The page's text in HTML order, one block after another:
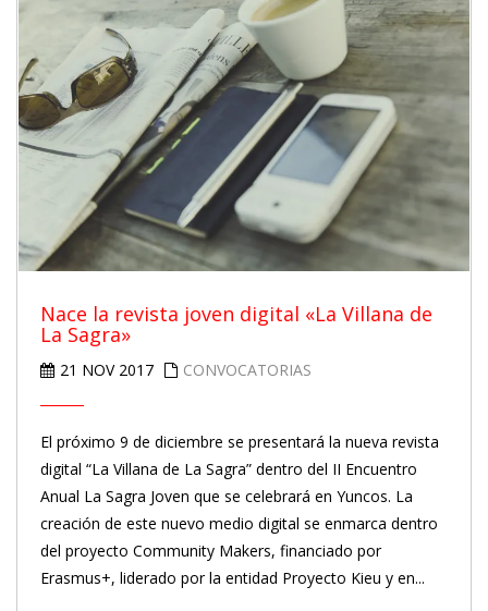
Nace la revista joven digital «La Villana de
La Sagra»
21 NOV 2017 CONVOCATORIAS
El próximo 9 de diciembre se presentará la nueva revista
digital “La Villana de La Sagra” dentro del II Encuentro
Anual La Sagra Joven que se celebrará en Yuncos. La
creación de este nuevo medio digital se enmarca dentro
del proyecto Community Makers, financiado por
Erasmus+, liderado por la entidad Proyecto Kieu y en...